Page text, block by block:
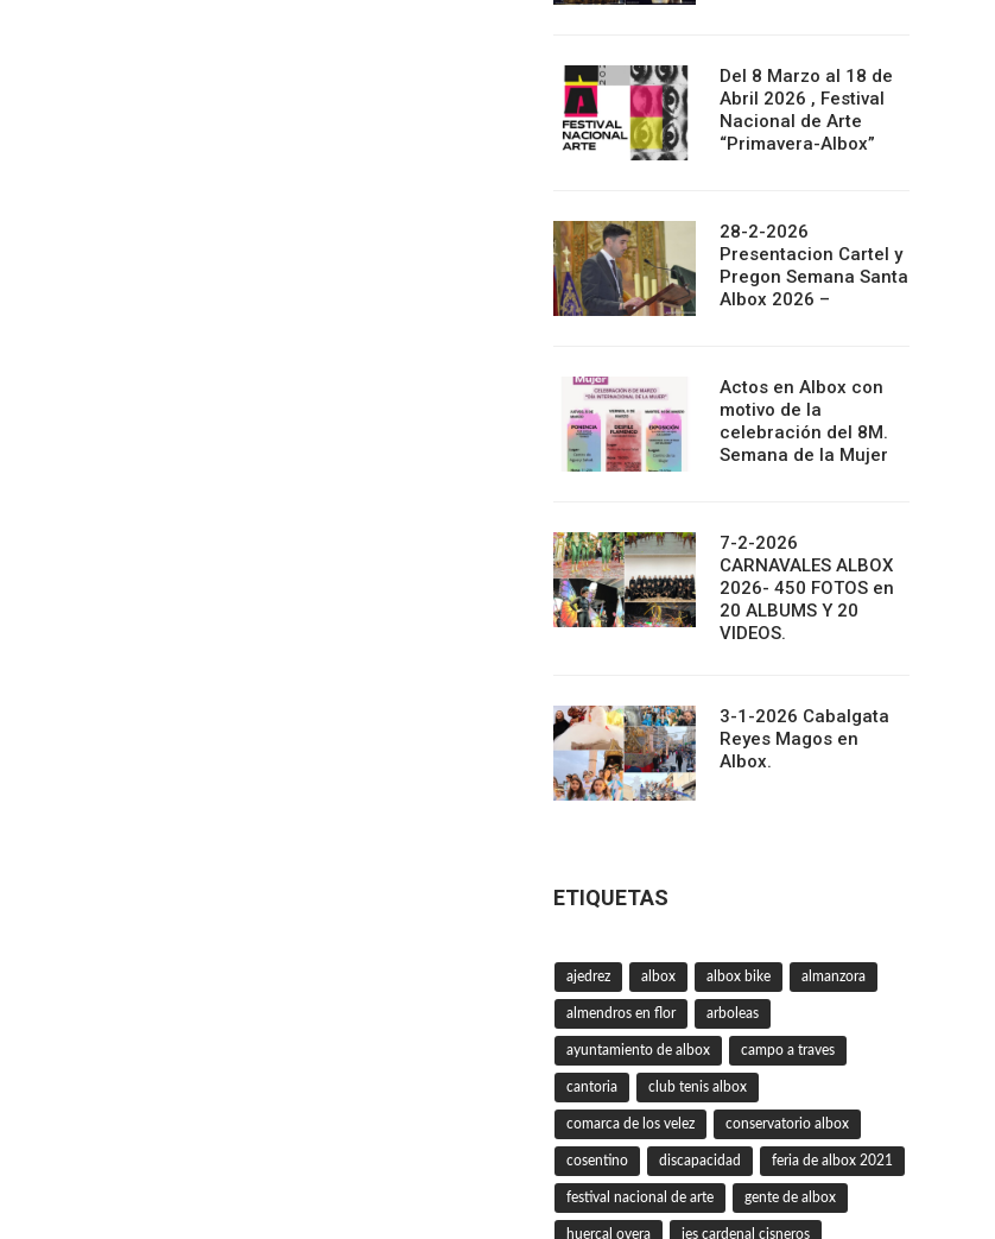
Del 8 Marzo al 18 de
Abril 2026 , Festival
Nacional de Arte
“Primavera-Albox”
28-2-2026
Presentacion Cartel y
Pregon Semana Santa
Albox 2026 –
Actos en Albox con
motivo de la
celebración del 8M.
Semana de la Mujer
7-2-2026
CARNAVALES ALBOX
2026- 450 FOTOS en
20 ALBUMS Y 20
VIDEOS.
3-1-2026 Cabalgata
Reyes Magos en
Albox.
ETIQUETAS
ajedrez albox albox bike almanzora
almendros en flor arboleas
ayuntamiento de albox campo a traves
cantoria club tenis albox
comarca de los velez conservatorio albox
cosentino discapacidad feria de albox 2021
festival nacional de arte gente de albox
huercal overa ies cardenal cisneros